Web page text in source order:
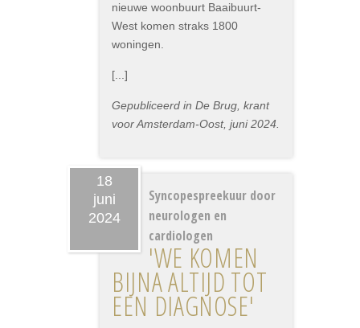
nieuwe woonbuurt Baaibuurt-
West komen straks 1800
woningen.
[...]
Gepubliceerd in De Brug, krant
voor Amsterdam-Oost, juni 2024.
18
juni
2024
Syncopespreekuur door
neurologen en
cardiologen
'WE KOMEN
BIJNA ALTIJD TOT
EEN DIAGNOSE'